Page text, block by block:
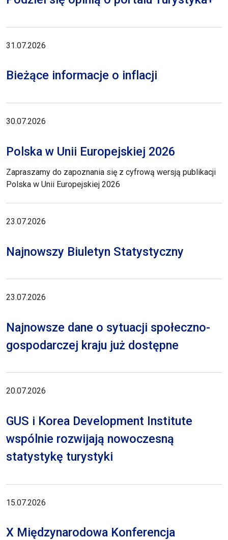
31.07.2026
Bieżące informacje o inflacji
30.07.2026
Polska w Unii Europejskiej 2026
Zapraszamy do zapoznania się z cyfrową wersją publikacji
Polska w Unii Europejskiej 2026
23.07.2026
Najnowszy Biuletyn Statystyczny
23.07.2026
Najnowsze dane o sytuacji społeczno-
gospodarczej kraju już dostępne
20.07.2026
GUS i Korea Development Institute
wspólnie rozwijają nowoczesną
statystykę turystyki
15.07.2026
X Międzynarodowa Konferencja